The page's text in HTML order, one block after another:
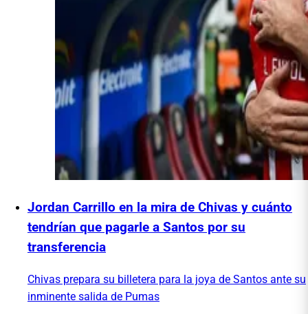
Jordan Carrillo en la mira de Chivas y cuánto
tendrían que pagarle a Santos por su
transferencia
Chivas prepara su billetera para la joya de Santos ante su
inminente salida de Pumas